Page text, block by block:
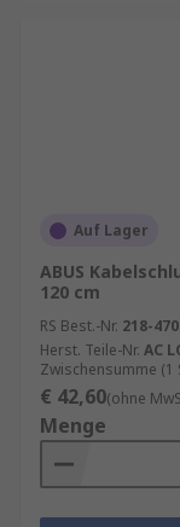
Auf Lager
ABUS
120 cm
RS Best.-Nr. 218-
Herst. Teile-Nr. AC
Zwischensumme (1
€ 42,60(ohne
Menge